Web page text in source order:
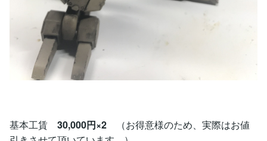
基本工賃 30,000円×2 （お得意様のため、実際はお値